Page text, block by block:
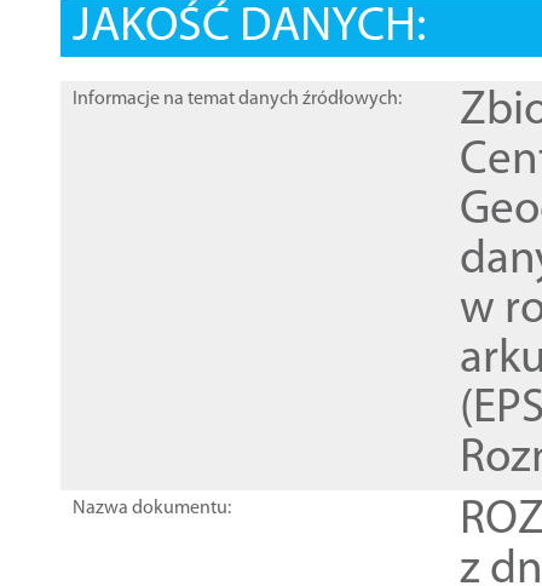
JAKOŚĆ DANYCH:
Informacje na temat danych źródłowych:
w
Nazwa dokumentu:
z